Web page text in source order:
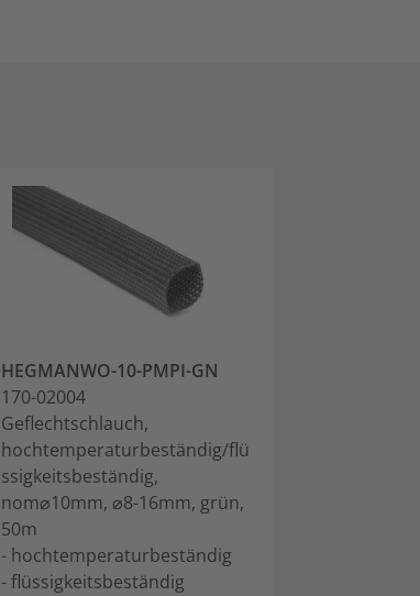
HEGMANWO-10-PMPI-GN
170-02004
Geflechtschlauch,
hochtemperaturbeständig/flü
ssigkeitsbeständig,
nom⌀10mm, ⌀8-16mm, grün,
50m
- hochtemperaturbeständig
- flüssigkeitsbeständig